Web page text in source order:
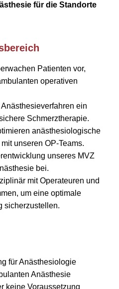
für die Standorte
Patienten vor,
operativen
ein
Schmerztherapie.
anästhesiologische
unseren OP-Teams.
unseres MVZ
bei.
mit Operateuren und
um eine optimale
sicherzustellen.
für Anästhesiologie
Anästhesie
keine Voraussetzung